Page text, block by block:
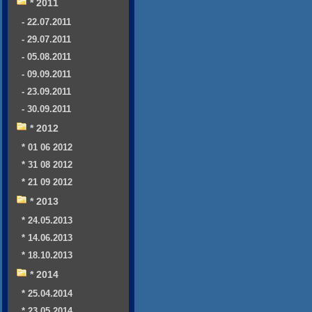
* 2011
- 22.07.2011
- 29.07.2011
- 05.08.2011
- 09.09.2011
- 23.09.2011
- 30.09.2011
* 2012
* 01 06 2012
* 31 08 2012
* 21 09 2012
* 2013
* 24.05.2013
* 14.06.2013
* 18.10.2013
* 2014
* 25.04.2014